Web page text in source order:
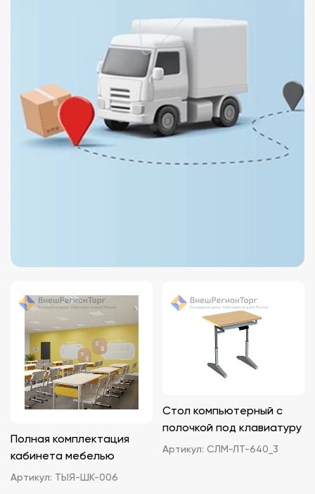
Полная комплектация
кабинета мебелью
Артикул: ТЫЯ-ШК-006
Стол компьютерный с
полочкой под клавиатуру
Артикул: СЛМ-ЛТ-640_3